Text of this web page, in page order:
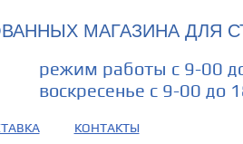
МАГАЗИНА ДЛЯ
режим работы с 9-00
воскресенье с 9-00 до
КОНТАКТЫ